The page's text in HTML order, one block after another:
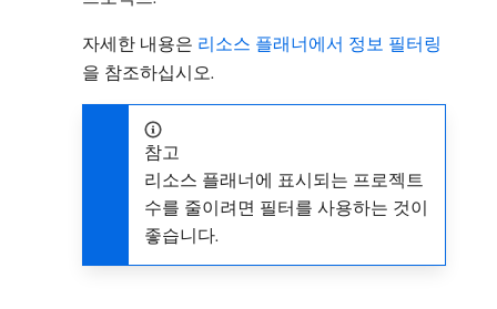
자세한 내용은 리소스 플래너에서 정보 필터링
을 참조하십시오.
참고
리소스 플래너에 표시되는 프로젝트
수를 줄이려면 필터를 사용하는 것이
좋습니다.